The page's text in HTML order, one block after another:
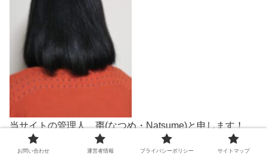
当サイトの管理人、棗(なつめ・Natsume)と申します！
数多くの情報サイトの中から、このサイトに
お問い合わせ 運営者情報 プライバシーポリシー サイトマップ